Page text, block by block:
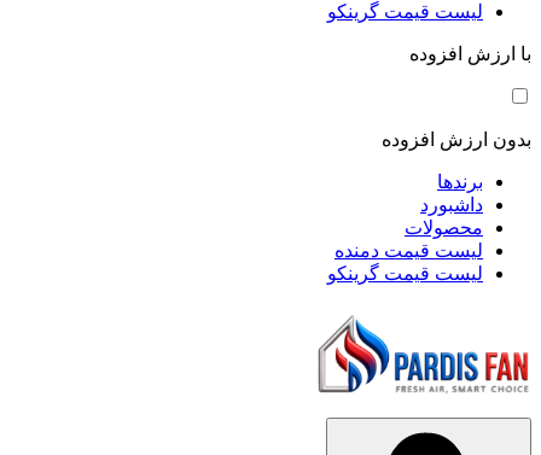
لیست قیمت گرینکو
با ارزش افزوده
بدون ارزش افزوده
برندها
داشبورد
محصولات
لیست قیمت دمنده
لیست قیمت گرینکو